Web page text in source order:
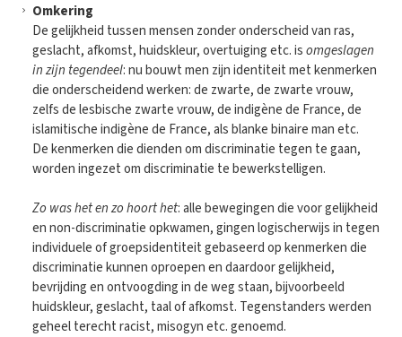
Omkering
De gelijkheid tussen mensen zonder onderscheid van ras,
geslacht, afkomst, huidskleur, overtuiging etc. isomgeslagen
in zijn tegendeel: nu bouwt men zijn identiteit met kenmerken
die onderscheidend werken: de zwarte, de zwarte vrouw,
zelfs de lesbische zwarte vrouw, de indigène de France, de
islamitische indigène de France, als blanke binaire man etc.
De kenmerken die dienden om discriminatie tegen te gaan,
worden ingezet om discriminatie te bewerkstelligen.
Zo was het en zo hoort het: alle bewegingen die voor gelijkheid
en non-discriminatie opkwamen, gingen logischerwijs in tegen
individuele of groepsidentiteit gebaseerd op kenmerken die
discriminatie kunnen oproepen en daardoor gelijkheid,
bevrijding en ontvoogding in de weg staan, bijvoorbeeld
huidskleur, geslacht, taal of afkomst. Tegenstanders werden
geheel terecht racist, misogyn etc. genoemd.